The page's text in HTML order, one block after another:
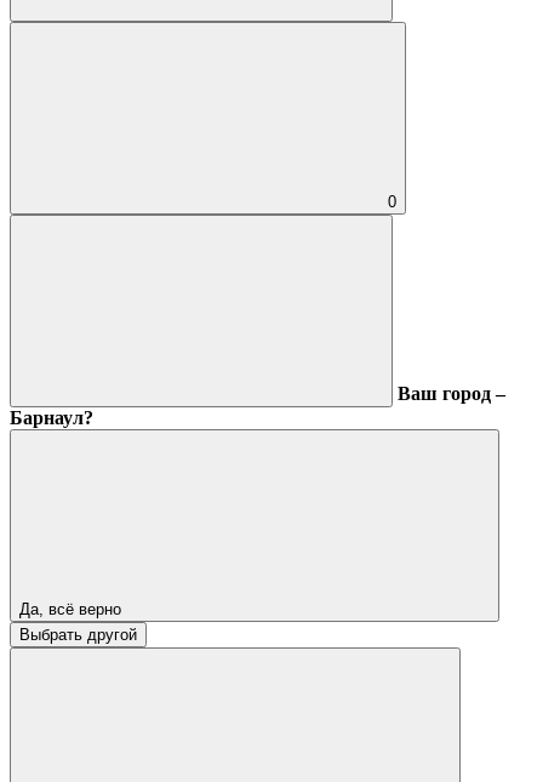
0
Ваш город –
Барнаул?
Да, всё верно
Выбрать другой